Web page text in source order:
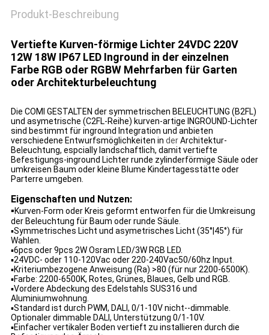
Produkt-Beschreibung
Vertiefte Kurven-förmige Lichter 24VDC 220V
12W 18W IP67 LED Inground in der einzelnen
Farbe RGB oder RGBW Mehrfarben für Garten
oder Architekturbeleuchtung
Die COMI GESTALTEN der symmetrischen BELEUCHTUNG (B2FL)
und asymetrische (C2FL-Reihe) kurven-artige INGROUND-Lichter
sind bestimmt für inground Integration und anbieten
verschiedene Entwurfsmöglichkeiten in derArchitektur-
Beleuchtung, espcially landschaftlich, damit vertiefte
Befestigungs-inground Lichterrunde zylinderförmige Säule oder
umkreisen Baum oder kleine Blume Kindertagesstätte oder
Parterre umgeben.
Eigenschaften und Nutzen:
▪Kurven-Form oder Kreis geformt entworfen für die Umkreisung
der Beleuchtung für Baum oder runde Säule.
▪Symmetrisches Licht und asymetrisches Licht (35°|45°) für
Wahlen.
▪6pcs oder 9pcs 2W Osram LED/3W RGB LED.
▪24VDC- oder 110-120Vac oder 220-240Vac50/60hz Input.
▪Kriteriumbezogene Anweisung (Ra) >80 (für nur 2200-6500K).
▪Farbe: 2200-6500K, Rotes, Grünes, Blaues, Gelb und RGB.
▪Vordere Abdeckung des Edelstahls SUS316 und
Aluminiumwohnung.
▪Standard ist durch PWM, DALI, 0/1-10V nicht--dimmable.
Optionaler dimmable DALI, Unterstützung 0/1-10V.
▪Einfacher vertikaler Boden vertieft zu installieren durch die